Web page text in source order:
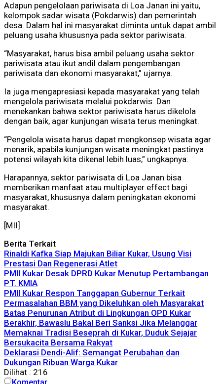
Adapun pengelolaan pariwisata di Loa Janan ini yaitu,
kelompok sadar wisata (Pokdarwis) dan pemerintah
desa. Dalam hal ini masyarakat diminta untuk dapat ambil
peluang usaha khususnya pada sektor pariwisata.
“Masyarakat, harus bisa ambil peluang usaha sektor
pariwisata atau ikut andil dalam pengembangan
pariwisata dan ekonomi masyarakat,” ujarnya.
Ia juga mengapresiasi kepada masyarakat yang telah
mengelola pariwisata melalui pokdarwis. Dan
menekankan bahwa sektor pariwisata harus dikelola
dengan baik, agar kunjungan wisata terus meningkat.
“Pengelola wisata harus dapat mengkonsep wisata agar
menarik, apabila kunjungan wisata meningkat pastinya
potensi wilayah kita dikenal lebih luas,” ungkapnya.
Harapannya, sektor pariwisata di Loa Janan bisa
memberikan manfaat atau multiplayer effect bagi
masyarakat, khususnya dalam peningkatan ekonomi
masyarakat.
[MII]
Berita Terkait
Rinaldi Kafka Siap Majukan Biliar Kukar, Usung Visi
Prestasi Dan Regenerasi Atlet
PMII Kukar Desak DPRD Kukar Menutup Pertambangan
PT. KMIA
PMII Kukar Respon Tanggapan Gubernur Terkait
Permasalahan BBM yang Dikeluhkan oleh Masyarakat
Batas Penurunan Atribut di Lingkungan OPD Kukar
Berakhir, Bawaslu Bakal Beri Sanksi Jika Melanggar
Memaknai Tradisi Beseprah di Kukar, Duduk Sejajar
Bersukacita Bersama Rakyat
Deklarasi Dendi-Alif: Semangat Perubahan dan
Dukungan Ribuan Warga Kukar
Dilihat : 216